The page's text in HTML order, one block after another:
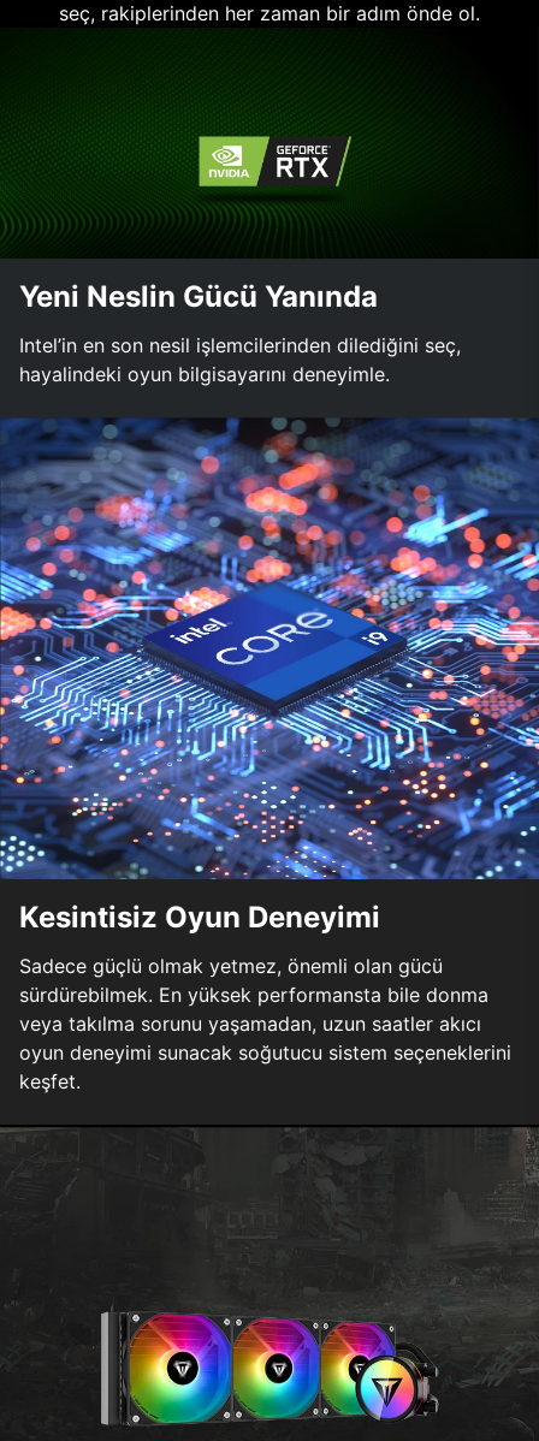
seç, rakiplerinden her zaman bir adım önde ol.
Yeni Neslin Gücü Yanında
Intel’in en son nesil işlemcilerinden dilediğini seç,
hayalindeki oyun bilgisayarını deneyimle.
Kesintisiz Oyun Deneyimi
Sadece güçlü olmak yetmez, önemli olan gücü
sürdürebilmek. En yüksek performansta bile donma
veya takılma sorunu yaşamadan, uzun saatler akıcı
oyun deneyimi sunacak soğutucu sistem seçeneklerini
keşfet.